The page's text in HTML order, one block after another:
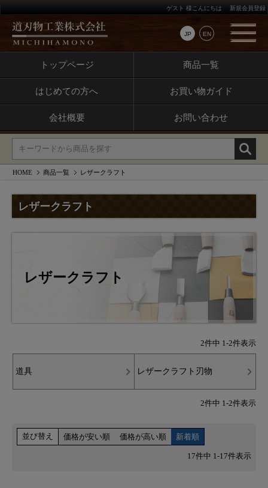
JP EN
ゲスト 様こんにちは 新規会員登録
トップページ 商品一覧
はじめての方へ お買い物ガイド
会社概要 お問い合わせ
HOME 商品一覧 レザークラフト
レザークラフト
レザークラフト
2件中 1 -2件表示
道具 レザークラフト刃物
2件中 1 -2件表示
並び替え 価格が安い順 価格が高い順 新着順
17件中 1 -17件表示